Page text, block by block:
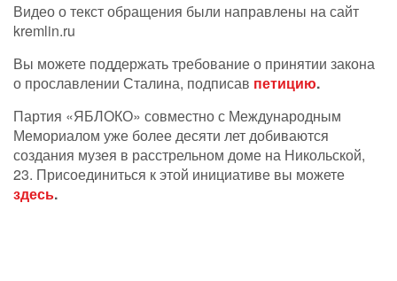
Видео о текст обращения были направлены на сайт
kremlin.ru
Вы можете поддержать требование о принятии закона
о прославлении Сталина, подписав петицию.
Партия «ЯБЛОКО» совместно с Международным
Мемориалом уже более десяти лет добиваются
создания музея в расстрельном доме на Никольской,
23. Присоединиться к этой инициативе вы можете
здесь.